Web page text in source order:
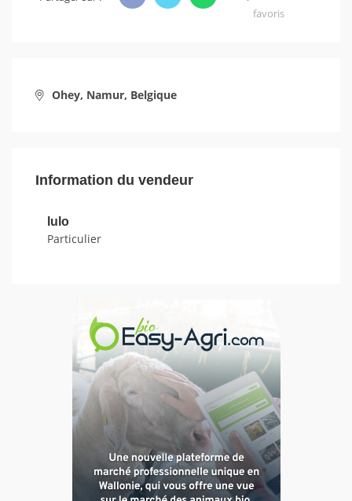
favoris
Ohey, Namur, Belgique
Information du vendeur
lulo
Particulier